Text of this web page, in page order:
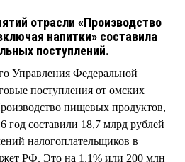
отрасли «Производство
напитки» составила
поступлений.
Управления Федеральной
поступления от омских
пищевых продуктов,
год составили 18,7 млрд рублей
налогоплательщиков в
РФ. Это на 1,1% или 200 млн